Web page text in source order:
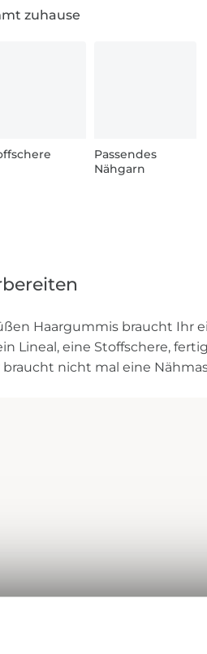
zuhause
Passendes
Nähgarn
Haargummis braucht Ihr
Lineal, eine Stoffschere,
braucht nicht mal eine